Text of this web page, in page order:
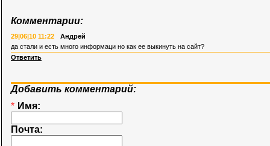
Комментарии:
29|06|10 11:22
Андрей
да стали и есть много информаци но как ее выкинуть на сайт?
Ответить
Добавить комментарий:
* Имя:
Почта: